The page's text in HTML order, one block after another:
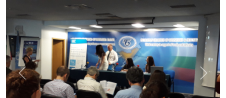
Previous Next